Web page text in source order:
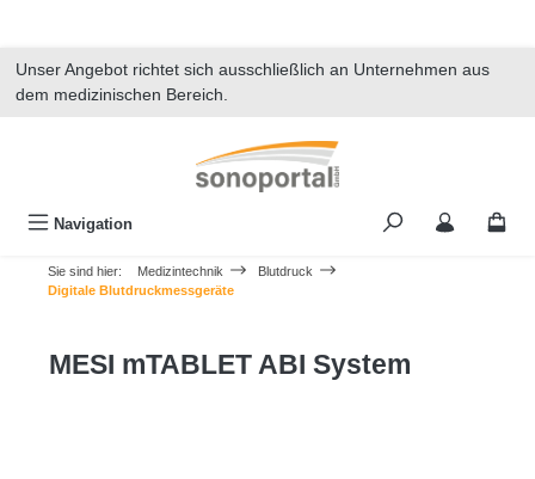
Unser Angebot richtet sich ausschließlich an Unternehmen aus
dem medizinischen Bereich.
Navigation
Sie sind hier: Medizintechnik
Blutdruck
Digitale Blutdruckmessgeräte
MESI mTABLET ABI System